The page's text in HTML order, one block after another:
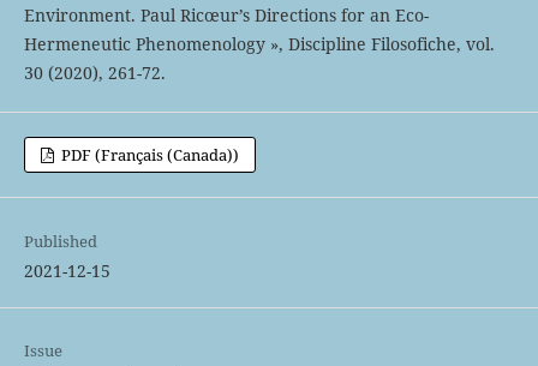
Environment. Paul Ricœur’s Directions for an Eco-
Hermeneutic Phenomenology », Discipline Filosofiche, vol.
30 (2020), 261-72.
PDF (Français (Canada))
Published
2021-12-15
Issue